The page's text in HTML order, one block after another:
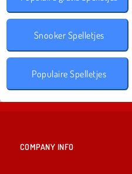
Snooker Spelletjes
Populaire Spelletjes
COMPANY INFO